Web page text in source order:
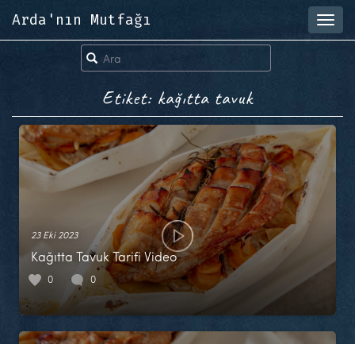
Arda'nın Mutfağı
Etiket: kağıtta tavuk
23 Eki 2023
Kağıtta Tavuk Tarifi Video
0 0